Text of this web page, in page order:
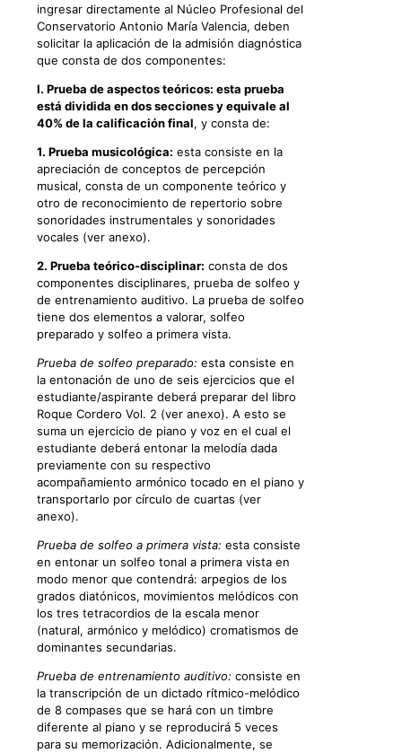
ingresar directamente al Núcleo Profesional del
Conservatorio Antonio María Valencia, deben
solicitar la aplicación de la admisión diagnóstica
que consta de dos componentes:
I. Prueba de aspectos teóricos: esta prueba
está dividida en dos secciones y equivale al
40% de la calificación final, y consta de:
1. Prueba musicológica: esta consiste en la
apreciación de conceptos de percepción
musical, consta de un componente teórico y
otro de reconocimiento de repertorio sobre
sonoridades instrumentales y sonoridades
vocales (ver anexo).
2. Prueba teórico-disciplinar: consta de dos
componentes disciplinares, prueba de solfeo y
de entrenamiento auditivo. La prueba de solfeo
tiene dos elementos a valorar, solfeo
preparado y solfeo a primera vista.
Prueba de solfeo preparado: esta consiste en
la entonación de uno de seis ejercicios que el
estudiante/aspirante deberá preparar del libro
Roque Cordero Vol. 2 (ver anexo). A esto se
suma un ejercicio de piano y voz en el cual el
estudiante deberá entonar la melodía dada
previamente con su respectivo
acompañamiento armónico tocado en el piano y
transportarlo por círculo de cuartas (ver
anexo).
Prueba de solfeo a primera vista: esta consiste
en entonar un solfeo tonal a primera vista en
modo menor que contendrá: arpegios de los
grados diatónicos, movimientos melódicos con
los tres tetracordios de la escala menor
(natural, armónico y melódico) cromatismos de
dominantes secundarias.
Prueba de entrenamiento auditivo: consiste en
la transcripción de un dictado rítmico-melódico
de 8 compases que se hará con un timbre
diferente al piano y se reproducirá 5 veces
para su memorización. Adicionalmente, se